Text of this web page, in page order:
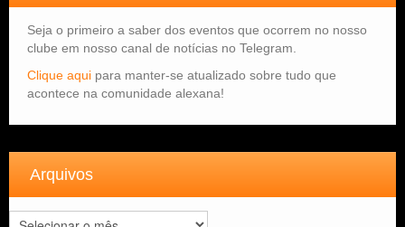
Seja o primeiro a saber dos eventos que ocorrem no nosso
clube em nosso canal de notícias no Telegram.
Clique aqui para manter-se atualizado sobre tudo que
acontece na comunidade alexana!
Arquivos
Arquivos